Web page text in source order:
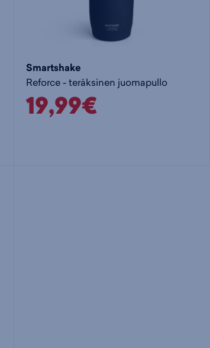
Smartshake
Reforce - teräksinen juomapullo
19,99€